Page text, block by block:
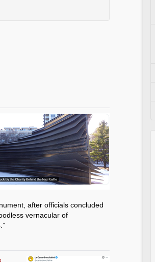
after officials concluded
vernacular of